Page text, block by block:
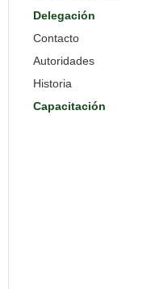
Delegación
Contacto
Autoridades
Historia
Capacitación